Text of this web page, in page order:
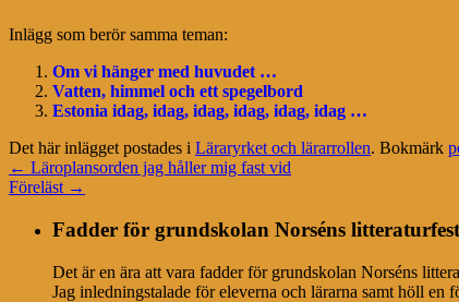
Inlägg som berör samma teman:
Om vi hänger med huvudet …
Vatten, himmel och ett spegelbord
Estonia idag, idag, idag, idag, idag, idag …
Det här inlägget postades i Läraryrket och lärarrollen. Bokmärk
← Läroplansorden jag håller mig fast vid
Föreläst →
Fadder för grundskolan Norséns
Det är en ära att vara fadder för grundskolan Norséns
Jag inledningstalade för eleverna och lärarna samt höll